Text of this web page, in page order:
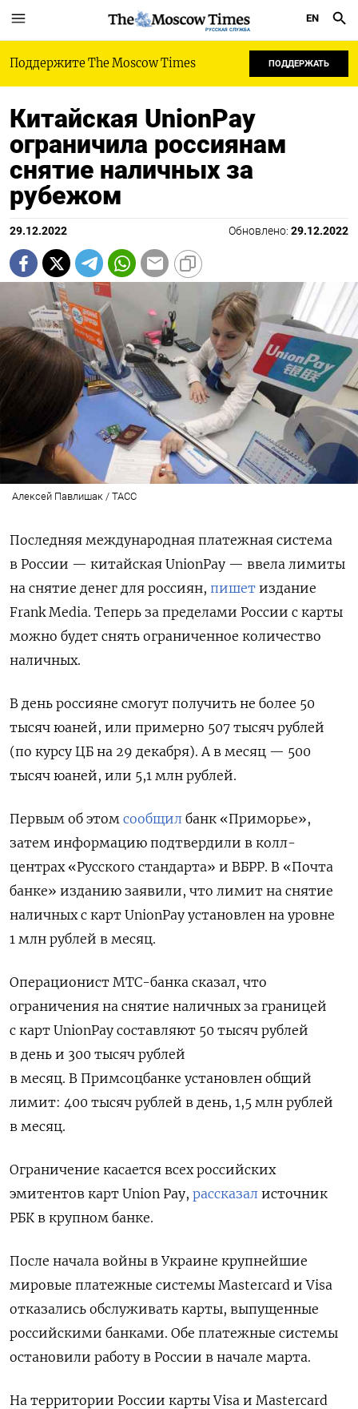
РУССКАЯ СЛУЖБА
EN
Поддержите The Moscow Times ПОДДЕРЖАТЬ
Китайская UnionPay
ограничила россиянам
снятие наличных за
рубежом
29.12.2022 Обновлено: 29.12.2022
Алексей Павлишак / ТАСС
Последняя международная платежная система
в России — китайская UnionPay — ввела лимиты
на снятие денег для россиян, пишет издание
Frank Media. Теперь за пределами России с карты
можно будет снять ограниченное количество
наличных.
В день россияне смогут получить не более 50
тысяч юаней, или примерно 507 тысяч рублей
(по курсу ЦБ на 29 декабря). А в месяц — 500
тысяч юаней, или 5,1 млн рублей.
Первым об этом сообщил банк «Приморье»,
затем информацию подтвердили в колл-
центрах «Русского стандарта» и ВБРР. В «Почта
банке» изданию заявили, что лимит на снятие
наличных с карт UnionPay установлен на уровне
1 млн рублей в месяц.
Операционист МТС-банка сказал, что
ограничения на снятие наличных за границей
с карт UnionPay составляют 50 тысяч рублей
в день и 300 тысяч рублей
в месяц. В Примсоцбанке установлен общий
лимит: 400 тысяч рублей в день, 1,5 млн рублей
в месяц.
Ограничение касается всех российских
эмитентов карт Union Pay, рассказал источник
РБК в крупном банке.
После начала войны в Украине крупнейшие
мировые платежные системы Mastercard и Visa
отказались обслуживать карты, выпущенные
российскими банками. Обе платежные системы
остановили работу в России в начале марта.
На территории России карты Visa и Mastercard